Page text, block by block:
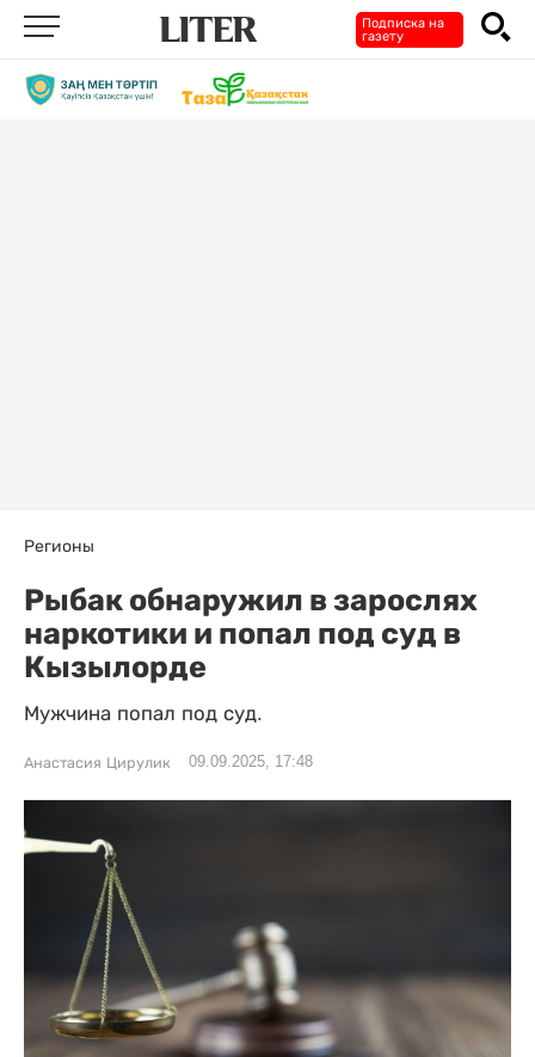
Подписка на
газету
Регионы
Рыбак обнаружил в зарослях
наркотики и попал под суд в
Кызылорде
Мужчина попал под суд.
Анастасия Цирулик 09.09.2025, 17:48